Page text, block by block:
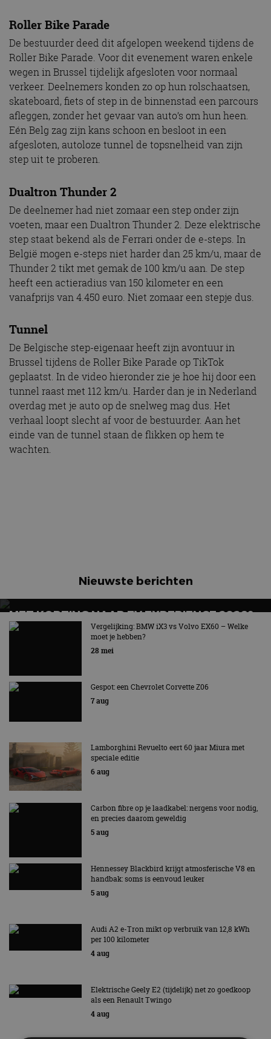
Roller Bike Parade
De bestuurder deed dit afgelopen weekend tijdens de
Roller Bike Parade. Voor dit evenement waren enkele
wegen in Brussel tijdelijk afgesloten voor normaal
verkeer. Deelnemers konden zo op hun rolschaatsen,
skateboard, fiets of step in de binnenstad een parcours
afleggen, zonder het gevaar van auto’s om hun heen.
Eén Belg zag zijn kans schoon en besloot in een
afgesloten, autoloze tunnel de topsnelheid van zijn
step uit te proberen.
Dualtron Thunder 2
De deelnemer had niet zomaar een step onder zijn
voeten, maar een Dualtron Thunder 2. Deze elektrische
step staat bekend als de Ferrari onder de e-steps. In
België mogen e-steps niet harder dan 25 km/u, maar de
Thunder 2 tikt met gemak de 100 km/u aan. De step
heeft een actieradius van 150 kilometer en een
vanafprijs van 4.450 euro. Niet zomaar een stepje dus.
Tunnel
De Belgische step-eigenaar heeft zijn avontuur in
Brussel tijdens de Roller Bike Parade op TikTok
geplaatst. In de video hieronder zie je hoe hij door een
tunnel raast met 112 km/u. Harder dan je in Nederland
overdag met je auto op de snelweg mag dus. Het
verhaal loopt slecht af voor de bestuurder. Aan het
einde van de tunnel staan de flikken op hem te
wachten.
Nieuwste berichten
MET KORTING NAAR EV EXPERIENCE 2026?
AUTORAI REGELT HET!
EV Experience 2026 van 24 tot 26 september
Vergelijking: BMW iX3 vs Volvo EX60 – Welke
moet je hebben?
28 mei
Gespot: een Chevrolet Corvette Z06
7 aug
Lamborghini Revuelto eert 60 jaar Miura met
speciale editie
6 aug
Carbon fibre op je laadkabel: nergens voor nodig,
en precies daarom geweldig
5 aug
Hennessey Blackbird krijgt atmosferische V8 en
handbak: soms is eenvoud leuker
5 aug
Audi A2 e-Tron mikt op verbruik van 12,8 kWh
per 100 kilometer
4 aug
Elektrische Geely E2 (tijdelijk) net zo goedkoop
als een Renault Twingo
4 aug